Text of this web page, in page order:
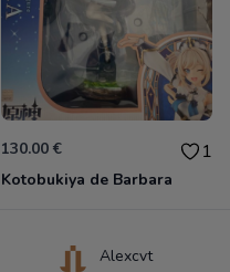
130.00 € 1
Kotobukiya de Barbara
Alexcvt